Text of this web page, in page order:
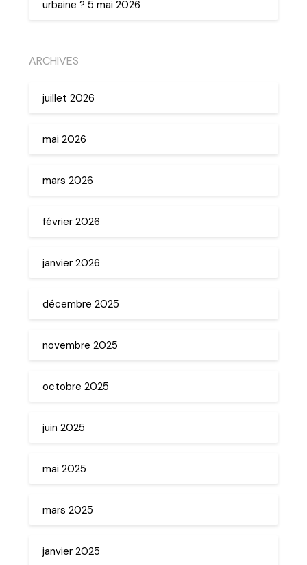
urbaine ? 5 mai 2026
ARCHIVES
juillet 2026
mai 2026
mars 2026
février 2026
janvier 2026
décembre 2025
novembre 2025
octobre 2025
juin 2025
mai 2025
mars 2025
janvier 2025